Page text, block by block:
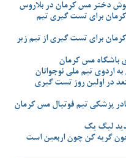
دختر مس کرمان در بلاروس
برای تست گیری تیم
برای تست گیری از تیم زیر
باشگاه مس کرمان
اردوی تیم ملی نوجوانان
در اولین روز تست گیری
پزشکی تیم فوتبال مس کرمان
لیگ یک
گریه کن چون اربعین است